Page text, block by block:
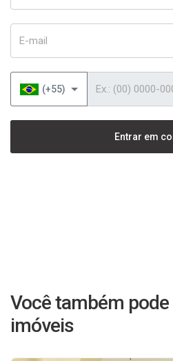
(+55)
Entrar em
Você também
imóveis